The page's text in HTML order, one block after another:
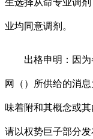
生选择从命专业调
业均同意调剂。
出格申明：因为
网（）所供给的消
味着附和其概念或
请以权势巨子部分发